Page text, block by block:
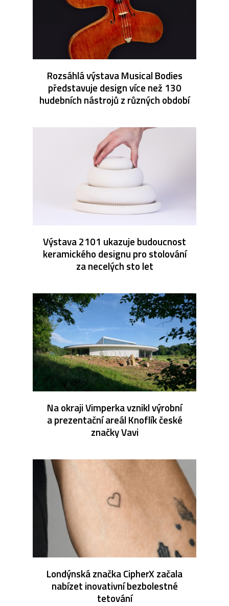
Rozsáhlá výstava Musical Bodies
představuje design více než 130
hudebních nástrojů z různých období
Výstava 2101 ukazuje budoucnost
keramického designu pro stolování
za necelých sto let
Na okraji Vimperka vznikl výrobní
a prezentační areál Knoflík české
značky Vavi
Londýnská značka CipherX začala
nabízet inovativní bezbolestné
tetování